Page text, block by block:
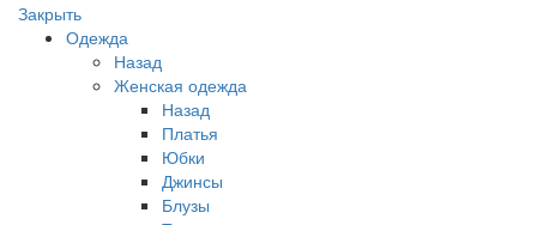
Закрыть
Одежда
Назад
Женская одежда
Назад
Платья
Юбки
Джинсы
Блузы